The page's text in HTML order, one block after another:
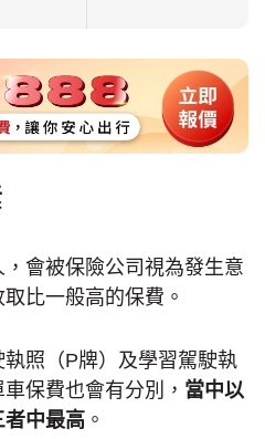
會被保險公司視為發生意
比一般高的保費。
照（P牌）及學習駕駛執
保費也會有分別， 當中以
者中最高 。